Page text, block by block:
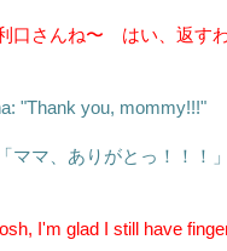
口さんね〜 はい、返すわ
"Thank you, mommy!!!"
ママ、ありがとっ！！！」
I'm glad I still have